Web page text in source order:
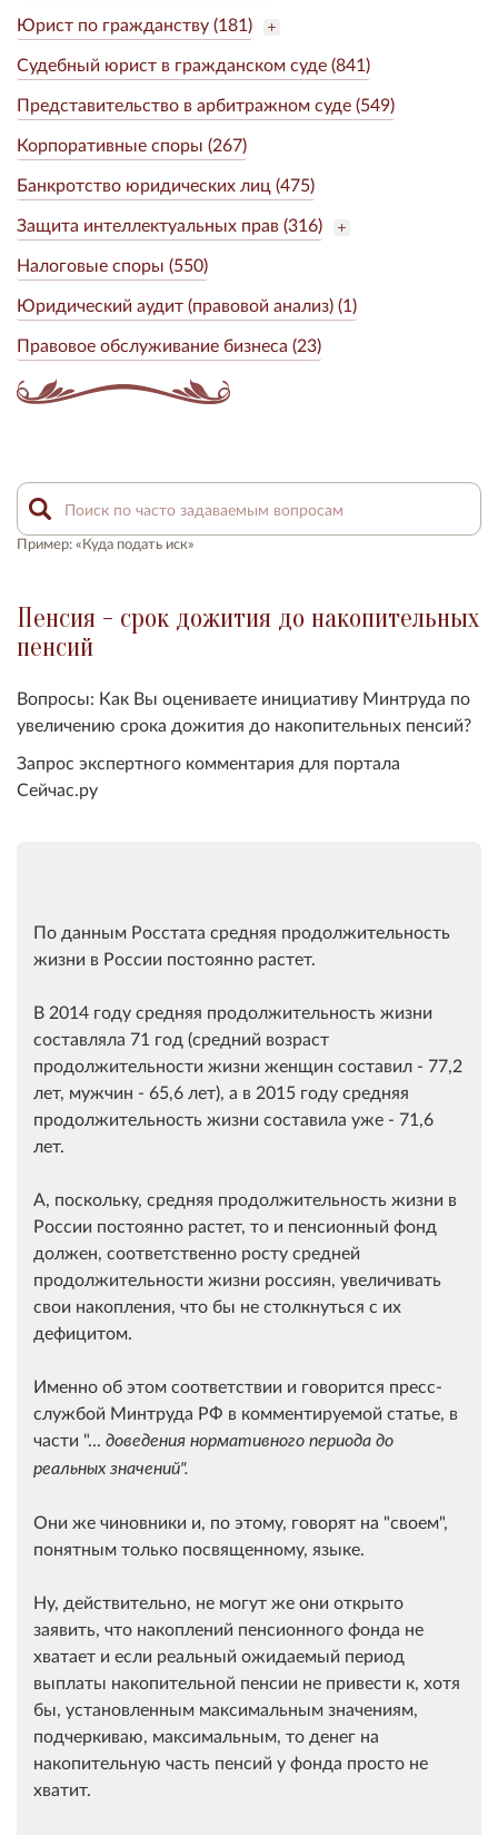
Юрист по гражданству (181)
Судебный юрист в гражданском суде (841)
Представительство в арбитражном суде (549)
Корпоративные споры (267)
Банкротство юридических лиц (475)
Защита интеллектуальных прав (316)
Налоговые споры (550)
Юридический аудит (правовой анализ) (1)
Правовое обслуживание бизнеса (23)
Пример: «Куда подать иск»
Пенсия - срок дожития до накопительных
пенсий
Вопросы: Как Вы оцениваете инициативу Минтруда по
увеличению срока дожития до накопительных пенсий?
Запрос экспертного комментария для портала
Сейчас.ру
По данным Росстата средняя продолжительность
жизни в России постоянно растет.
В 2014 году средняя продолжительность жизни
составляла 71 год (средний возраст
продолжительности жизни женщин составил - 77,2
лет, мужчин - 65,6 лет), а в 2015 году средняя
продолжительность жизни составила уже - 71,6
лет.
А, поскольку, средняя продолжительность жизни в
России постоянно растет, то и пенсионный фонд
должен, соответственно росту средней
продолжительности жизни россиян, увеличивать
свои накопления, что бы не столкнуться с их
дефицитом.
Именно об этом соответствии и говорится пресс-
службой Минтруда РФ в комментируемой статье, в
части "... доведения нормативного периода до
реальных значений".
Они же чиновники и, по этому, говорят на "своем",
понятным только посвященному, языке.
Ну, действительно, не могут же они открыто
заявить, что накоплений пенсионного фонда не
хватает и если реальный ожидаемый период
выплаты накопительной пенсии не привести к, хотя
бы, установленным максимальным значениям,
подчеркиваю, максимальным, то денег на
накопительную часть пенсий у фонда просто не
хватит.